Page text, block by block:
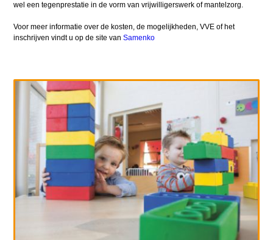
wel een tegenprestatie in de vorm van vrijwilligerswerk of mantelzorg.
Voor meer informatie over de kosten, de mogelijkheden, VVE of het
inschrijven vindt u op de site van Samenko